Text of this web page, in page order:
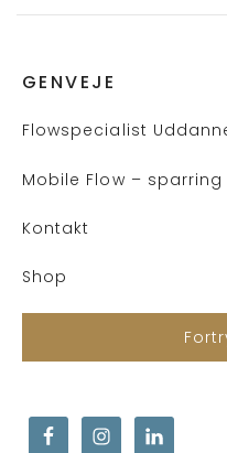
GENVEJE
Flowspecialist
Mobile Flow – sparring
Kontakt
Shop